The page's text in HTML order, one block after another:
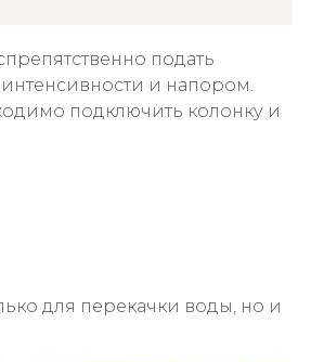
подать
и напором.
подключить колонку и
для перекачки воды, но и